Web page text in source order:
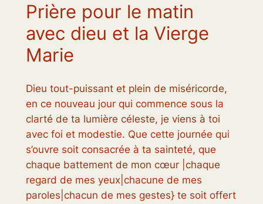
Prière pour le matin
avec dieu et la Vierge
Marie
Dieu tout-puissant et plein de miséricorde,
en ce nouveau jour qui commence sous la
clarté de ta lumière céleste, je viens à toi
avec foi et modestie. Que cette journée qui
s’ouvre soit consacrée à ta sainteté, que
chaque battement de mon cœur |chaque
regard de mes yeux|chacune de mes
paroles|chacun de mes gestes} te soit offert